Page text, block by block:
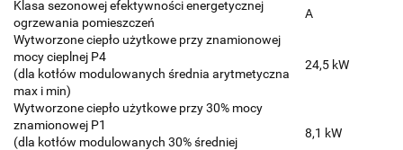
Klasa sezonowej efektywności energetycznej
ogrzewania pomieszczeń
A
Wytworzone ciepło użytkowe przy znamionowej
mocy cieplnej P4
(dla kotłów modulowanych średnia arytmetyczna
max i min)
24,5 kW
Wytworzone ciepło użytkowe przy 30% mocy
znamionowej P1
(dla kotłów modulowanych 30% średniej
8,1 kW